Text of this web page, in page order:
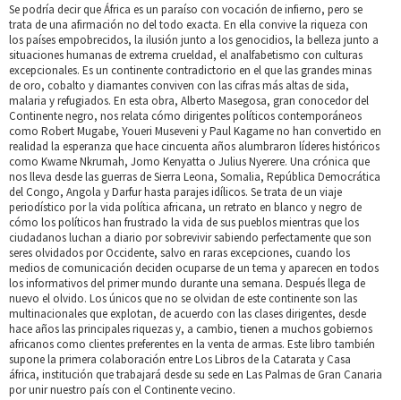
Se podría decir que África es un paraíso con vocación de infierno, pero se
trata de una afirmación no del todo exacta. En ella convive la riqueza con
los países empobrecidos, la ilusión junto a los genocidios, la belleza junto a
situaciones humanas de extrema crueldad, el analfabetismo con culturas
excepcionales. Es un continente contradictorio en el que las grandes minas
de oro, cobalto y diamantes conviven con las cifras más altas de sida,
malaria y refugiados. En esta obra, Alberto Masegosa, gran conocedor del
Continente negro, nos relata cómo dirigentes políticos contemporáneos
como Robert Mugabe, Youeri Museveni y Paul Kagame no han convertido en
realidad la esperanza que hace cincuenta años alumbraron líderes históricos
como Kwame Nkrumah, Jomo Kenyatta o Julius Nyerere. Una crónica que
nos lleva desde las guerras de Sierra Leona, Somalia, República Democrática
del Congo, Angola y Darfur hasta parajes idílicos. Se trata de un viaje
periodístico por la vida política africana, un retrato en blanco y negro de
cómo los políticos han frustrado la vida de sus pueblos mientras que los
ciudadanos luchan a diario por sobrevivir sabiendo perfectamente que son
seres olvidados por Occidente, salvo en raras excepciones, cuando los
medios de comunicación deciden ocuparse de un tema y aparecen en todos
los informativos del primer mundo durante una semana. Después llega de
nuevo el olvido. Los únicos que no se olvidan de este continente son las
multinacionales que explotan, de acuerdo con las clases dirigentes, desde
hace años las principales riquezas y, a cambio, tienen a muchos gobiernos
africanos como clientes preferentes en la venta de armas. Este libro también
supone la primera colaboración entre Los Libros de la Catarata y Casa
áfrica, institución que trabajará desde su sede en Las Palmas de Gran Canaria
por unir nuestro país con el Continente vecino.